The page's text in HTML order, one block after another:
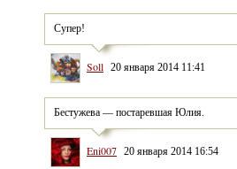
Супер!
Soll 20 января 2014 11:41
Бестужева — постаревшая Юлия.
Eni007 20 января 2014 16:54